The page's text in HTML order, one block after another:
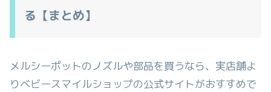
る【まとめ】
メルシーポットのノズルや部品を買うなら、実店舗よ
りベビースマイルショップの公式サイトがおすすめで